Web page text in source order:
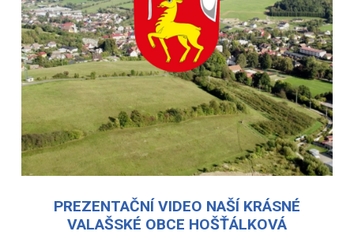
PREZENTAČNÍ VIDEO NAŠÍ KRÁSNÉ
VALAŠSKÉ OBCE HOŠŤÁLKOVÁ